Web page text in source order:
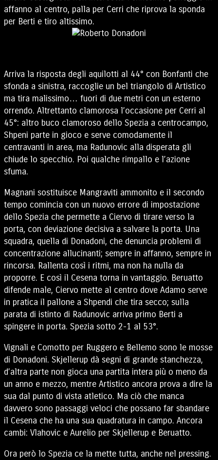
affanno al centro, palla per Cerri che riprova la sponda
per Berti e tiro altissimo.
Arriva la risposta degli aquilotti al 44° con Bonfanti che
sfonda a sinistra, raccoglie un bel triangolo di Artistico
ma tira malissimo… fuori di due metri con un esterno
orrendo. Altrettanto clamorosa l’occasione per Cerri al
45°: altro buco clamoroso dello Spezia a centrocampo,
Shpeni parte in gioco e serve comodamente il
centravanti in area, ma Radunovic alla disperata gli
chiude lo specchio. Poi qualche rimpallo e l’azione
sfuma.
Magnani sostituisce Mangraviti ammonito e il secondo
tempo comincia con un nuovo errore di impostazione
dello Spezia che permette a Ciervo di tirare verso la
porta, con deviazione decisiva a salvare la porta. Una
squadra, quella di Donadoni, che denuncia problemi di
concentrazione allucinanti; sempre in affanno, sempre in
rincorsa. Rallenta così i ritmi, ma non ha nulla da
proporre. E così il Cesena torna in vantaggio. Beruatto
difende male, Ciervo mette al centro dove Adamo serve
in pratica il pallone a Shpendi che tira secco; sulla
parata di istinto di Radunovic arriva primo Berti a
spingere in porta. Spezia sotto 2-1 al 53°.
Vignali e Comotto per Ruggero e Bellemo sono le mosse
di Donadoni. Skjellerup dà segni di grande stanchezza,
d’altra parte non gioca una partita intera più o meno da
un anno e mezzo, mentre Artistico ancora prova a dire la
sua dal punto di vista atletico. Ma ciò che manca
davvero sono passaggi veloci che possano far sbandare
il Cesena che ha una sua quadratura in campo. Ancora
cambi: Vlahovic e Aurelio per Skjellerup e Beruatto.
Ora però lo Spezia ce la mette tutta, anche nel pressing.